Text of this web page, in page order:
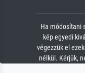
Ha módosítani
kép egyedi
végezzük el
nélkül. Kérjük,